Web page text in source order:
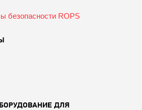
безопасности ROPS
ДЛЯ